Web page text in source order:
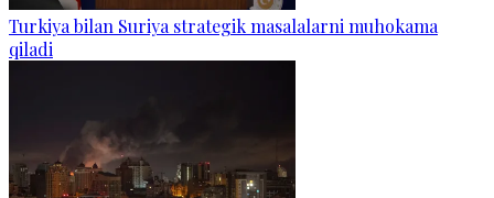
Turkiya bilan Suriya strategik masalalarni muhokama
qiladi